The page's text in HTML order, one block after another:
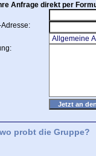
Anfrage direkt per
probt die Gruppe?